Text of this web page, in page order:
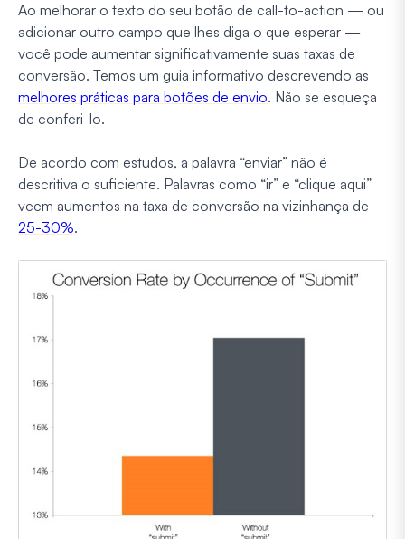
Ao melhorar o texto do seu botão de call-to-action — ou
adicionar outro campo que lhes diga o que esperar —
você pode aumentar significativamente suas taxas de
conversão. Temos um guia informativo descrevendo as
melhores práticas para botões de envio. Não se esqueça
de conferi-lo.
De acordo com estudos, a palavra “enviar” não é
descritiva o suficiente. Palavras como “ir” e “clique aqui”
veem aumentos na taxa de conversão na vizinhança de
25-30%.